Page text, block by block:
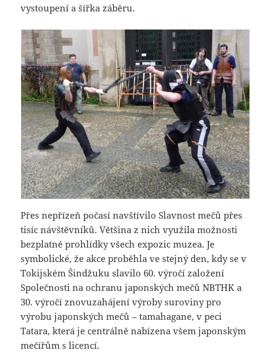
vystoupení a šířka záběru.
Přes nepřízeň počasí navštívilo Slavnost mečů přes
tisíc návštěvníků. Většina z nich využila možnosti
bezplatné prohlídky všech expozic muzea. Je
symbolické, že akce proběhla ve stejný den, kdy se v
Tokijském Šindžuku slavilo 60. výročí založení
Společnosti na ochranu japonských mečů NBTHK a
30. výročí znovuzahájení výroby suroviny pro
výrobu japonských mečů – tamahagane, v peci
Tatara, která je centrálně nabízena všem japonským
mečířům s licencí.